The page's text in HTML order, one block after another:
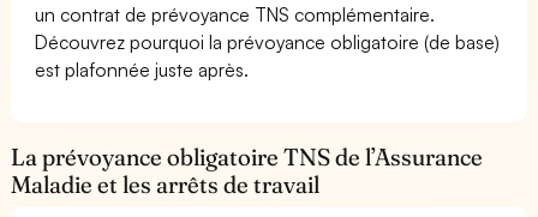
un contrat de prévoyance TNS complémentaire.
Découvrez pourquoi la prévoyance obligatoire (de base)
est plafonnée juste après.
La prévoyance obligatoire TNS de l’Assurance
Maladie et les arrêts de travail